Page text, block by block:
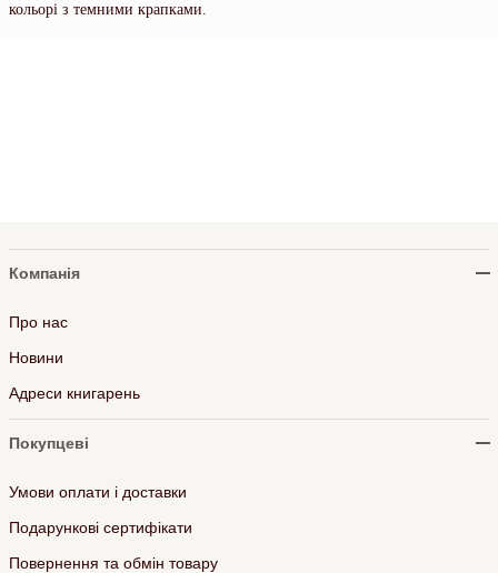
кольорі з темними крапками.
Компанія
Про нас
Новини
Адреси книгарень
Покупцеві
Умови оплати і доставки
Подарункові сертифікати
Повернення та обмін товару